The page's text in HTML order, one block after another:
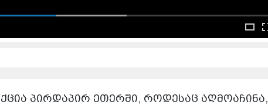
პირდაპირ ეთერში, როდესაც აღმოაჩინა,